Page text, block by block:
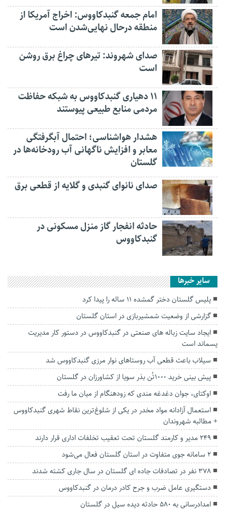
امام جمعه گنبدکاووس: اخراج آمریکا از
منطقه درحال نهایی‌شدن است
صدای شهروند: تیرهای چراغ برق روشن
است
۱۱ دهیاری گنبدکاووس به شبکه حفاظت
مردمی منابع طبیعی پیوستند
هشدار هواشناسی؛ احتمال آبگرفتگی
معابر و افزایش ناگهانی آب رودخانه‌ها در
گلستان
صدای نانوای گنبدی و گلایه از قطعی برق
حادثه انفجار گاز منزل مسکونی در
گنبدکاووس
سایر خبرها
پلیس گلستان دختر گمشده ۱۱ ساله را پیدا کرد
گزارشی از وضعیت شمشیربازی در استان گلستان
ایجاد سایت زباله های صنعتی در گنبدکاووس در دستور کار مدیریت
پسماند است
سیلاب باعث قطعی آب روستاهای نوار مرزی گنبدکاووس شد
پیش بینی خرید ۱۰۰۰تُن بذر سویا از کشاورزان در گلستان
اوکتای، جوان دغدغه مندی که زودهنگام از میان ما رفت
استعمال آزادانه مواد مخدر در یکی از شلوغ‌ترین نقاط شهری گنبدکاووس
+ مطالبه شهروندان
۲۴۹ مدیر و کارمند گلستان تحت تعقیب تخلفات اداری قرار دارند
2 سامانه جوی متفاوت در استان گلستان فعال می‌شود
۳۷۸ نفر در تصادفات جاده ای گلستان در سال جاری کشته شدند
دستگیری عامل ضرب و جرح کادر درمان در گنبدکاووس
امدادرسانی به ۵۸۰ حادثه دیده سیل در گلستان